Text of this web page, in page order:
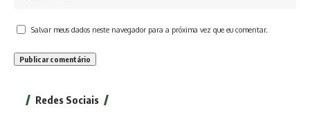
Salvar meus dados neste navegador para a próxima vez que eu comentar.
Redes Sociais